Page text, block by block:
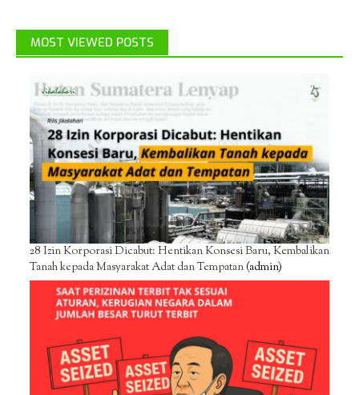
MOST VIEWED POSTS
28 Izin Korporasi Dicabut: Hentikan Konsesi Baru, Kembalikan
Tanah kepada Masyarakat Adat dan Tempatan(admin)